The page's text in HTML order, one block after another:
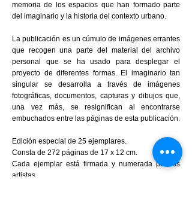
memoria de los espacios que han formado parte
del imaginario y la historia del contexto urbano.
La publicación es un cúmulo de imágenes errantes
que recogen una parte del material del archivo
personal que se ha usado para desplegar el
proyecto de diferentes formas. El imaginario tan
singular se desarrolla a través de imágenes
fotográficas, documentos, capturas y dibujos que,
una vez más, se resignifican al encontrarse
embuchados entre las páginas de esta publicación.
Edición especial de 25 ejemplares.
Consta de 272 páginas de 17 x 12 cm.
Cada ejemplar está firmada y numerada por los
artistas.